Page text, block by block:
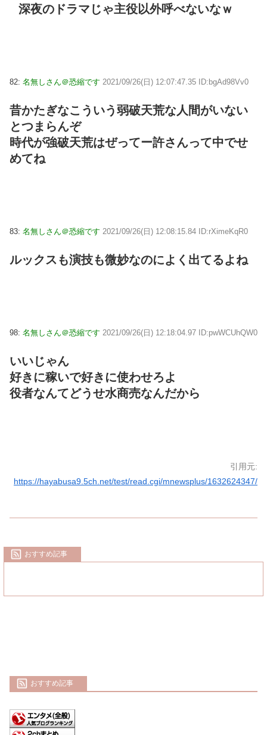
深夜のドラマじゃ主役以外呼べないなｗ
82: 名無しさん＠恐縮です 2021/09/26(日) 12:07:47.35 ID:bgAd98Vv0
昔かたぎなこういう弱破天荒な人間がいない
とつまらんぞ
時代が強破天荒はぜってー許さんって中でせ
めてね
83: 名無しさん＠恐縮です 2021/09/26(日) 12:08:15.84 ID:rXimeKqR0
ルックスも演技も微妙なのによく出てるよね
98: 名無しさん＠恐縮です 2021/09/26(日) 12:18:04.97 ID:pwWCUhQW0
いいじゃん
好きに稼いで好きに使わせろよ
役者なんてどうせ水商売なんだから
引用元:
https://hayabusa9.5ch.net/test/read.cgi/mnewsplus/1632624347/
おすすめ記事
おすすめ記事